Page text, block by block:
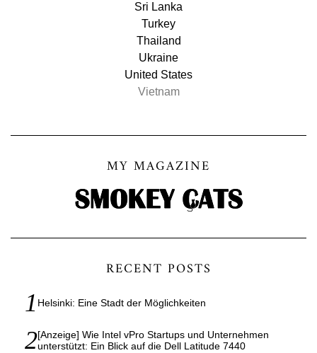
Sri Lanka
Turkey
Thailand
Ukraine
United States
Vietnam
MY MAGAZINE
RECENT POSTS
Helsinki: Eine Stadt der Möglichkeiten
[Anzeige] Wie Intel vPro Startups und Unternehmen
unterstützt: Ein Blick auf die Dell Latitude 7440